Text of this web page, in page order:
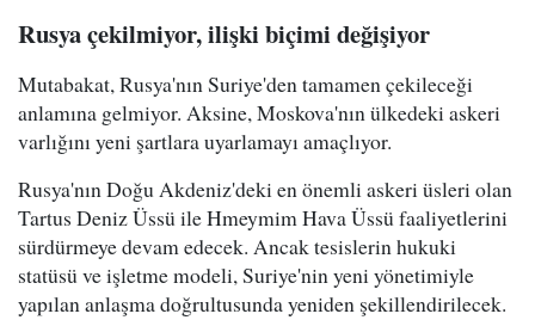
Rusya çekilmiyor, ilişki biçimi değişiyor
Mutabakat, Rusya'nın Suriye'den tamamen çekileceği
anlamına gelmiyor. Aksine, Moskova'nın ülkedeki askeri
varlığını yeni şartlara uyarlamayı amaçlıyor.
Rusya'nın Doğu Akdeniz'deki en önemli askeri üsleri olan
Tartus Deniz Üssü ile Hmeymim Hava Üssü faaliyetlerini
sürdürmeye devam edecek. Ancak tesislerin hukuki
statüsü ve işletme modeli, Suriye'nin yeni yönetimiyle
yapılan anlaşma doğrultusunda yeniden şekillendirilecek.